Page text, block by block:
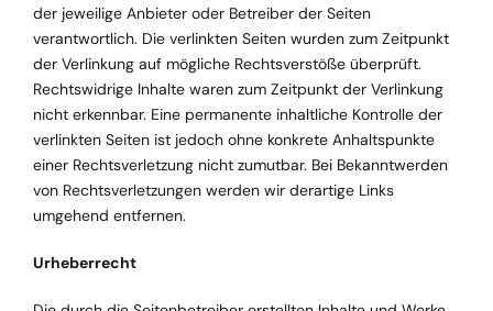
der jeweilige Anbieter oder Betreiber der Seiten
verantwortlich. Die verlinkten Seiten wurden zum Zeitpunkt
der Verlinkung auf mögliche Rechtsverstöße überprüft.
Rechtswidrige Inhalte waren zum Zeitpunkt der Verlinkung
nicht erkennbar. Eine permanente inhaltliche Kontrolle der
verlinkten Seiten ist jedoch ohne konkrete Anhaltspunkte
einer Rechtsverletzung nicht zumutbar. Bei Bekanntwerden
von Rechtsverletzungen werden wir derartige Links
umgehend entfernen.
Urheberrecht